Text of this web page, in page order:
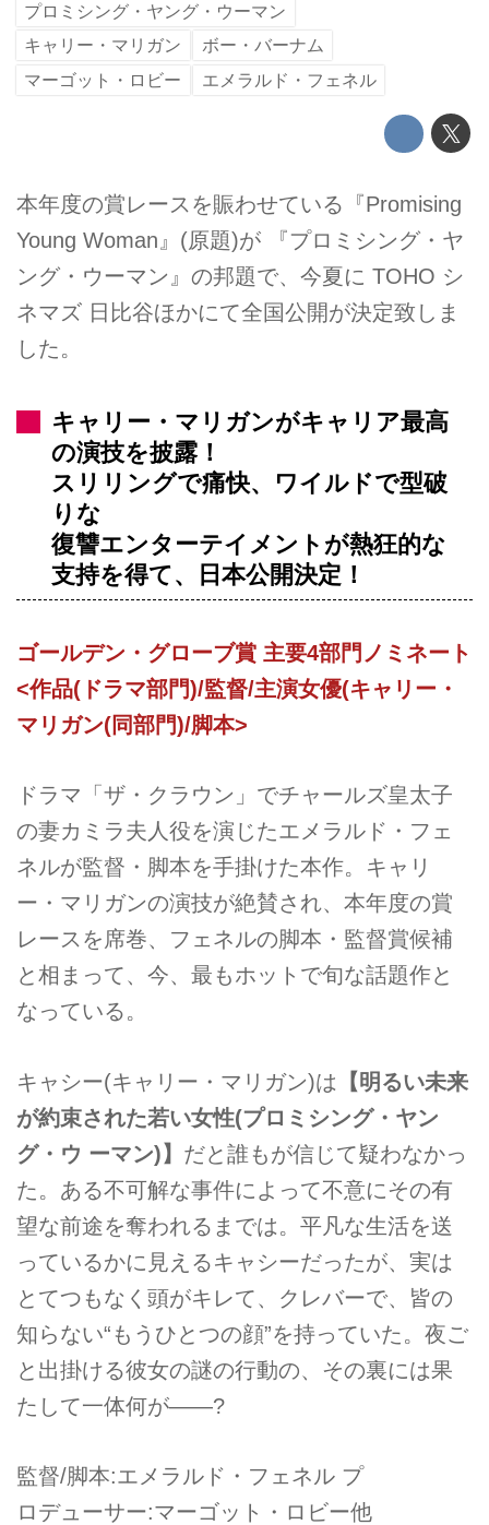
プロミシング・ヤング・ウーマン
キャリー・マリガン
ボー・バーナム
マーゴット・ロビー
エメラルド・フェネル
本年度の賞レースを賑わせている『Promising
Young Woman』(原題)が 『プロミシング・ヤ
ング・ウーマン』の邦題で、今夏に TOHO シ
ネマズ 日比谷ほかにて全国公開が決定致しま
した。
キャリー・マリガンがキャリア最高
の演技を披露！
スリリングで痛快、ワイルドで型破
りな
復讐エンターテイメントが熱狂的な
支持を得て、日本公開決定！
ゴールデン・グローブ賞 主要4部門ノミネート
<作品(ドラマ部門)/監督/主演女優(キャリー・
マリガン(同部門)/脚本>
ドラマ「ザ・クラウン」でチャールズ皇太子
の妻カミラ夫人役を演じたエメラルド・フェ
ネルが監督・脚本を手掛けた本作。キャリ
ー・マリガンの演技が絶賛され、本年度の賞
レースを席巻、フェネルの脚本・監督賞候補
と相まって、今、最もホットで旬な話題作と
なっている。
キャシー(キャリー・マリガン)は 【明るい未来
が約束された若い女性(プロミシング・ヤン
グ・ウ ーマン)】 だと誰もが信じて疑わなかっ
た。ある不可解な事件によって不意にその有
望な前途を奪われるまでは。平凡な生活を送
っているかに見えるキャシーだったが、実は
とてつもなく頭がキレて、クレバーで、皆の
知らない“もうひとつの顔”を持っていた。夜ご
と出掛ける彼女の謎の行動の、その裏には果
たして一体何が――?
監督/脚本:エメラルド・フェネル プ
ロデューサー:マーゴット・ロビー他